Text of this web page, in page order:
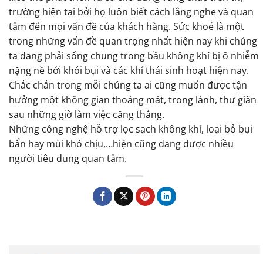
trường hiện tại bởi họ luôn biết cách lắng nghe và quan
tâm đến mọi vấn đề của khách hàng. Sức khoẻ là một
trong những vấn đề quan trọng nhất hiện nay khi chúng
ta đang phải sống chung trong bầu không khí bị ô nhiễm
nặng nề bởi khói bụi và các khí thải sinh hoạt hiện nay.
Chắc chắn trong mỗi chúng ta ai cũng muốn được tận
hưởng một không gian thoáng mát, trong lành, thư giãn
sau những giờ làm việc căng thẳng.
Những công nghệ hỗ trợ lọc sạch không khí, loại bỏ bụi
bẩn hay mùi khó chịu,…hiện cũng đang được nhiều
người tiêu dung quan tâm.